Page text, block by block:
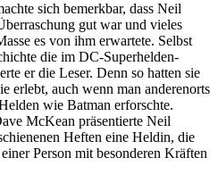
sich bemerkbar, dass Neil
gut war und vieles
es von ihm erwartete. Selbst
die im DC-Superhelden-
er die Leser. Denn so hatten sie
erlebt, auch wenn man anderenorts
wie Batman erforschte.
McKean präsentierte Neil
Heften eine Heldin, die
Person mit besonderen Kräften